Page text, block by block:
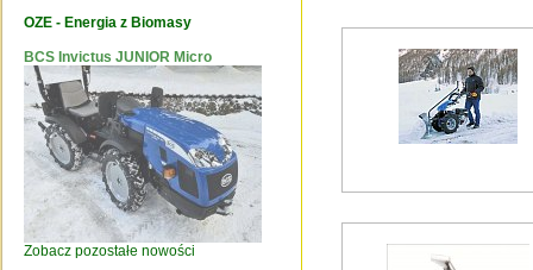
OZE - Energia z Biomasy
BCS Invictus JUNIOR Micro
Maszyna EcoBeach do czyszczenia
Zobacz pozostałe nowości